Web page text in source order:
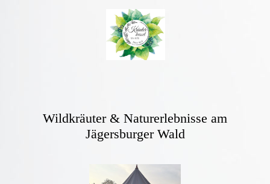
Wildkräuter & Naturerlebnisse am
Jägersburger Wald